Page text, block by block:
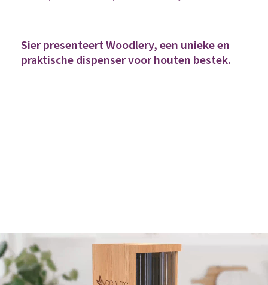
Sier presenteert Woodlery, een unieke en
praktische dispenser voor houten bestek.